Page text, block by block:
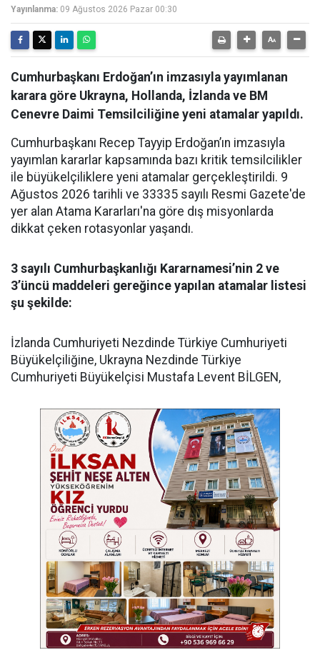
Yayınlanma: 09 Ağustos 2026 Pazar 00:30
Cumhurbaşkanı Erdoğan’ın imzasıyla yayımlanan
karara göre Ukrayna, Hollanda, İzlanda ve BM
Cenevre Daimi Temsilciliğine yeni atamalar yapıldı.
Cumhurbaşkanı Recep Tayyip Erdoğan’ın imzasıyla
yayımlan kararlar kapsamında bazı kritik temsilcilikler
ile büyükelçiliklere yeni atamalar gerçekleştirildi. 9
Ağustos 2026 tarihli ve 33335 sayılı Resmi Gazete'de
yer alan Atama Kararları'na göre dış misyonlarda
dikkat çeken rotasyonlar yaşandı.
3 sayılı Cumhurbaşkanlığı Kararnamesi’nin 2 ve
3’üncü maddeleri gereğince yapılan atamalar listesi
şu şekilde:
​İzlanda Cumhuriyeti Nezdinde Türkiye Cumhuriyeti
Büyükelçiliğine, Ukrayna Nezdinde Türkiye
Cumhuriyeti Büyükelçisi Mustafa Levent BİLGEN,